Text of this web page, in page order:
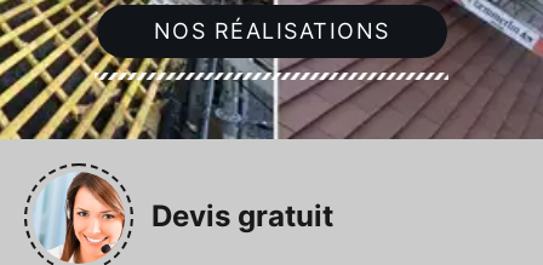
NOS RÉALISATIONS
Devis gratuit